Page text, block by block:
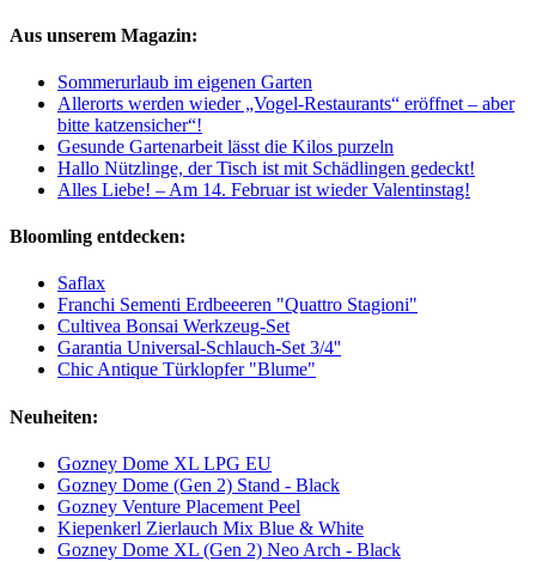
Aus unserem Magazin:
Sommerurlaub im eigenen Garten
Allerorts werden wieder „Vogel-Restaurants“ eröffnet – aber
bitte katzensicher“!
Gesunde Gartenarbeit lässt die Kilos purzeln
Hallo Nützlinge, der Tisch ist mit Schädlingen gedeckt!
Alles Liebe! – Am 14. Februar ist wieder Valentinstag!
Bloomling entdecken:
Saflax
Franchi Sementi Erdbeeeren "Quattro Stagioni"
Cultivea Bonsai Werkzeug-Set
Garantia Universal-Schlauch-Set 3/4''
Chic Antique Türklopfer "Blume"
Neuheiten:
Gozney Dome XL LPG EU
Gozney Dome (Gen 2) Stand - Black
Gozney Venture Placement Peel
Kiepenkerl Zierlauch Mix Blue & White
Gozney Dome XL (Gen 2) Neo Arch - Black